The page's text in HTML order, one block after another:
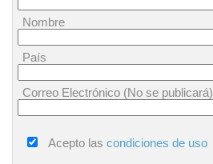
Nombre
País
Correo Electrónico (No se publicará)
Acepto las condiciones de uso